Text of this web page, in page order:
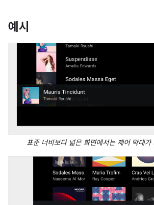
예시
표준 너비보다 넓은 화면에서는 제어 막대가